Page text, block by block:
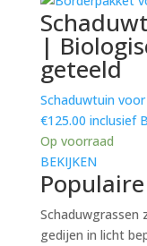
|
geteeld
Schaduwtuin voor
€125.00 inclusief
Op voorraad
BEKIJKEN
Schaduwgrassen
gedijen in licht